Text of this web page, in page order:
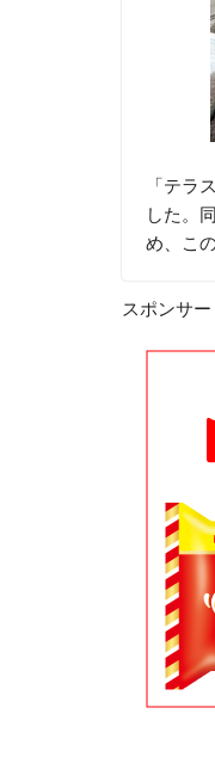
「テラ
した。
め、こ
スポンサ